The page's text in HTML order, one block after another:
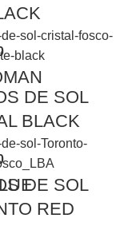
DE SOL
BLACK
DE SOL
RED